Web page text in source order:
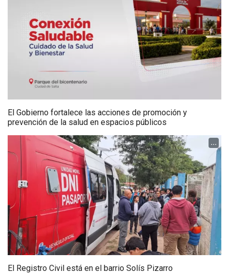
El Gobierno fortalece las acciones de promoción y
prevención de la salud en espacios públicos
...
El Registro Civil está en el barrio Solís Pizarro